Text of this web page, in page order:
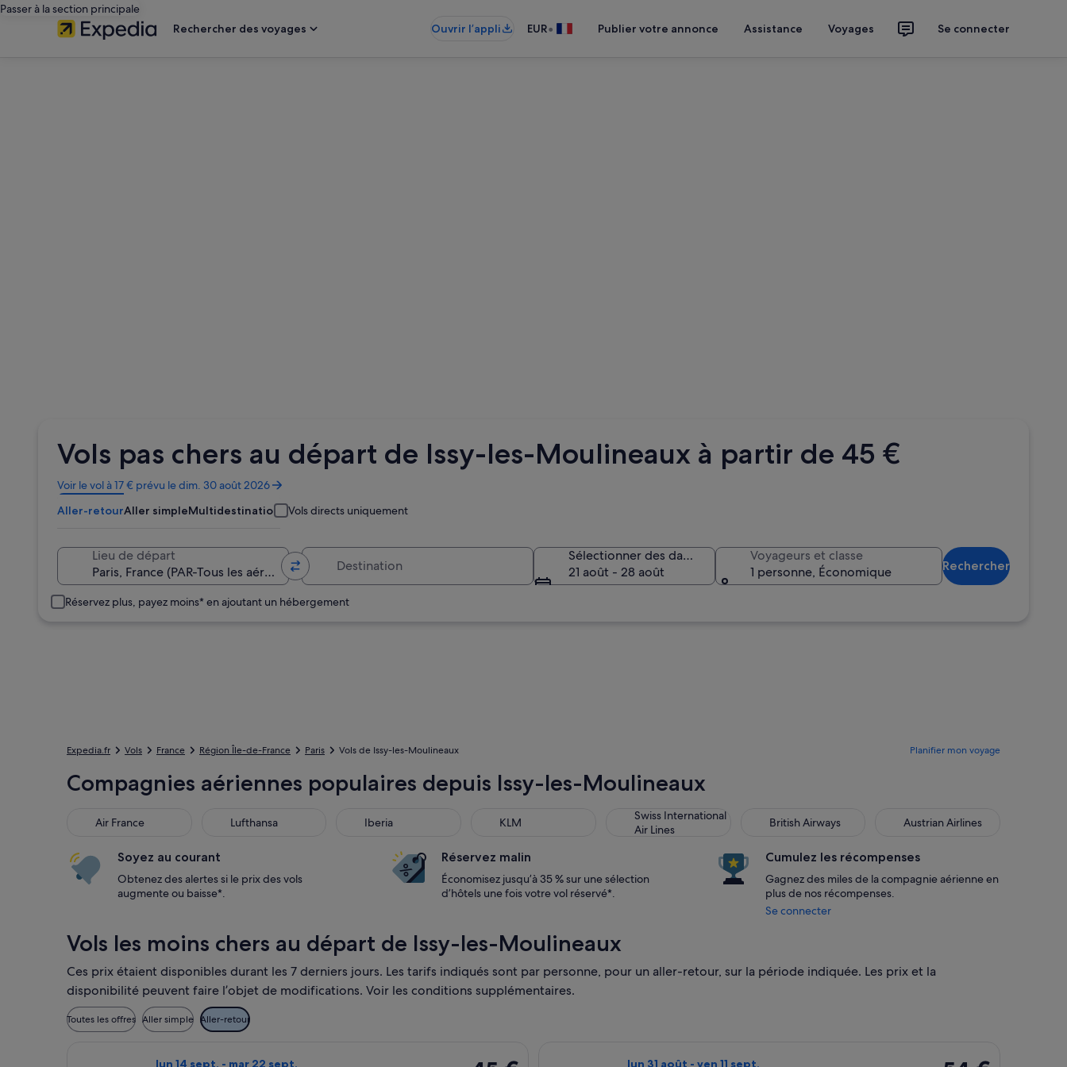
Passer à la section principale
Rechercher des voyages
Ouvrir l’appli EUR• Publier votre annonce Assistance Voyages Se connecter
Vols pas chers au départ de Issy-les-Moulineaux à partir de 45 €
Voir le vol à 17 € prévu le dim. 30 août 2026
S’ouvre
dans
une
Aller-retourAller simpleMultidestination Vols directs uniquement
Lieu de départ
Sélectionner des dates
21 août - 28 août
Voyageurs et classe
1 personne, Économique
Rechercher
Réservez plus, payez moins* en ajoutant un hébergement
Expedia.fr Vols France Région Île-de-France Paris Vols de Issy-les-Moulineaux Planifier mon voyage
Compagnies aériennes populaires depuis Issy-les-Moulineaux
Air France Lufthansa Iberia KLM
Swiss International
Air Lines
British Airways Austrian Airlines
Soyez au courant
Obtenez des alertes si le prix des vols
augmente ou baisse*.
Réservez malin
Économisez jusqu’à 35 % sur une sélection
d’hôtels une fois votre vol réservé*.
Cumulez les récompenses
Gagnez des miles de la compagnie aérienne en
plus de nos récompenses.
Se connecter
Vols les moins chers au départ de Issy-les-Moulineaux
Ces prix étaient disponibles durant les 7 derniers jours. Les tarifs indiqués sont par personne, pour un aller-retour, sur la période indiquée. Les prix et la
disponibilité peuvent faire l’objet de modifications. Voir les conditions supplémentaires.
Toutes les offres Aller simple Aller-retour
lun 14 sept. - mar 22 sept. lun 31 août - ven 11 sept.